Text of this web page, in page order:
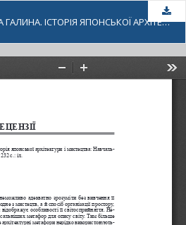
РЕЦЕНЗІЯ НА: ШЕВЦОВА ГАЛИНА. ІСТОРІЯ ЯПОНСЬКОЇ АРХІТЕКТУРИ І МИСТЕЦТВА: НАВЧАЛЬНИЙ ПОСІБНИК. – К.: ГРАНІ-Т, 2011. – 232 С.: ІЛ.